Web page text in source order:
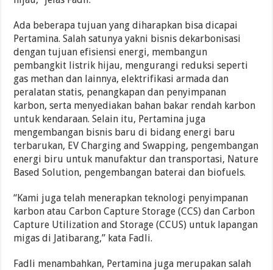
Ada beberapa tujuan yang diharapkan bisa dicapai
Pertamina. Salah satunya yakni bisnis dekarbonisasi
dengan tujuan efisiensi energi, membangun
pembangkit listrik hijau, mengurangi reduksi seperti
gas methan dan lainnya, elektrifikasi armada dan
peralatan statis, penangkapan dan penyimpanan
karbon, serta menyediakan bahan bakar rendah karbon
untuk kendaraan. Selain itu, Pertamina juga
mengembangan bisnis baru di bidang energi baru
terbarukan, EV Charging and Swapping, pengembangan
energi biru untuk manufaktur dan transportasi, Nature
Based Solution, pengembangan baterai dan biofuels.
“Kami juga telah menerapkan teknologi penyimpanan
karbon atau Carbon Capture Storage (CCS) dan Carbon
Capture Utilization and Storage (CCUS) untuk lapangan
migas di Jatibarang,” kata Fadli.
Fadli menambahkan, Pertamina juga merupakan salah